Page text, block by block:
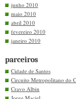
junho 2010
maio 2010
abril 2010
fevereiro 2010
janeiro 2010
parceiros
Cidade de Santos
Circuito Metropolitano do
Cravo Albin